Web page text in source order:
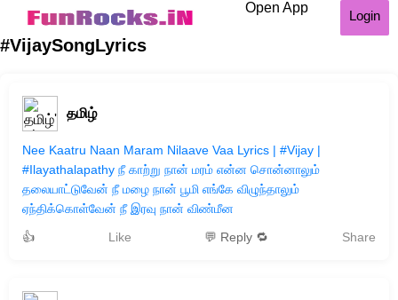
Open App
Login
#VijaySongLyrics
தமிழ்
Nee Kaatru Naan Maram Nilaave Vaa Lyrics | #Vijay |
#Ilayathalapathy நீ காற்று நான் மரம் என்ன சொன்னாலும்
தலையாட்டுவேன் நீ மழை நான் பூமி எங்கே விழுந்தாலும்
ஏந்திக்கொள்வேன் நீ இரவு நான் விண்மீன
👍
Like 💬 Reply 🔁 Share